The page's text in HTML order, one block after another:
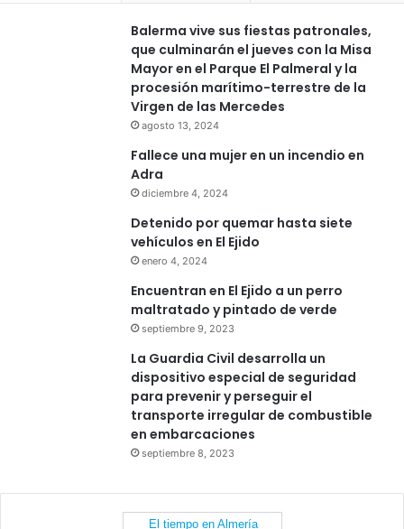
Balerma vive sus fiestas patronales,
que culminarán el jueves con la Misa
Mayor en el Parque El Palmeral y la
procesión marítimo-terrestre de la
Virgen de las Mercedes
agosto 13, 2024
Fallece una mujer en un incendio en
Adra
diciembre 4, 2024
Detenido por quemar hasta siete
vehículos en El Ejido
enero 4, 2024
Encuentran en El Ejido a un perro
maltratado y pintado de verde
septiembre 9, 2023
La Guardia Civil desarrolla un
dispositivo especial de seguridad
para prevenir y perseguir el
transporte irregular de combustible
en embarcaciones
septiembre 8, 2023